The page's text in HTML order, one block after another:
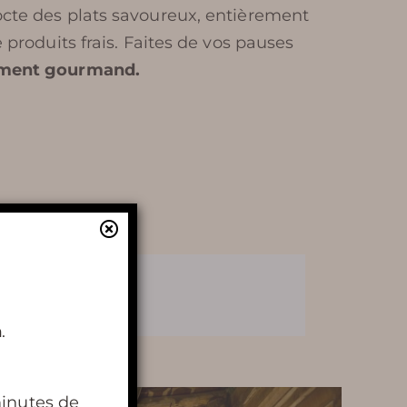
En apprendre
des plats savoureux, entièrement
frais. Faites de vos pauses
gourmand.
.
de